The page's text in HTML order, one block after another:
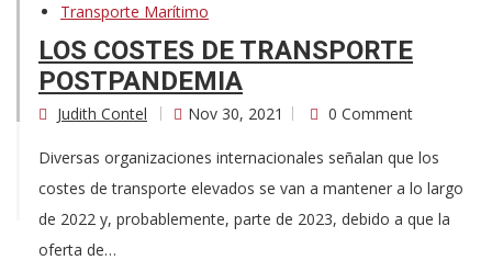
Transporte Marítimo
LOS COSTES DE TRANSPORTE
POSTPANDEMIA
Judith Contel Nov 30, 2021 0 Comment
Diversas organizaciones internacionales señalan que los
costes de transporte elevados se van a mantener a lo largo
de 2022 y, probablemente, parte de 2023, debido a que la
oferta de…